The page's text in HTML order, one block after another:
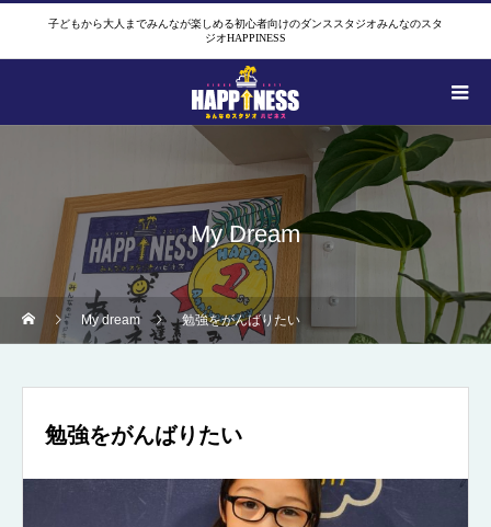
子どもから大人までみんなが楽しめる初心者向けのダンススタジオみんなのスタ
ジオHAPPINESS
My Dream
My dream 勉強をがんばりたい
勉強をがんばりたい